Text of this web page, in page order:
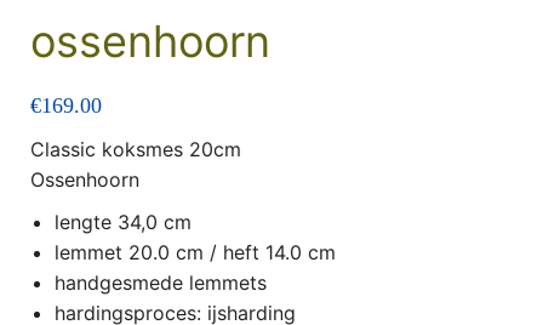
ossenhoorn
€169.00
Classic koksmes 20cm
Ossenhoorn
lengte 34,0 cm
lemmet 20.0 cm / heft 14.0 cm
handgesmede lemmets
hardingsproces: ijsharding